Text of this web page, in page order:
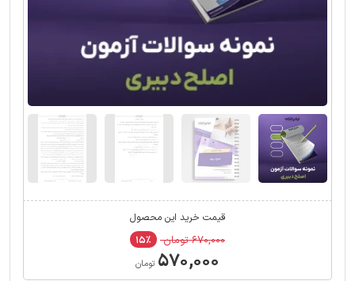
قیمت خرید این محصول
۶۷۰,۰۰۰ تومان ۱۵٪
۵۷۰,۰۰۰ تومان